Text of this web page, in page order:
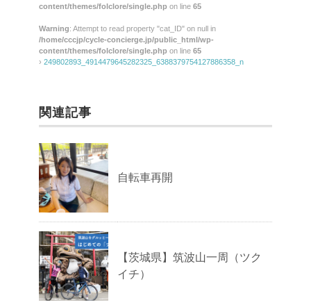
content/themes/folclore/single.php on line 65
Warning: Attempt to read property "cat_ID" on null in
/home/cccjp/cycle-concierge.jp/public_html/wp-
content/themes/folclore/single.php on line 65
› 249802893_4914479645282325_6388379754127886358_n
関連記事
自転車再開
【茨城県】筑波山一周（ツク
イチ）